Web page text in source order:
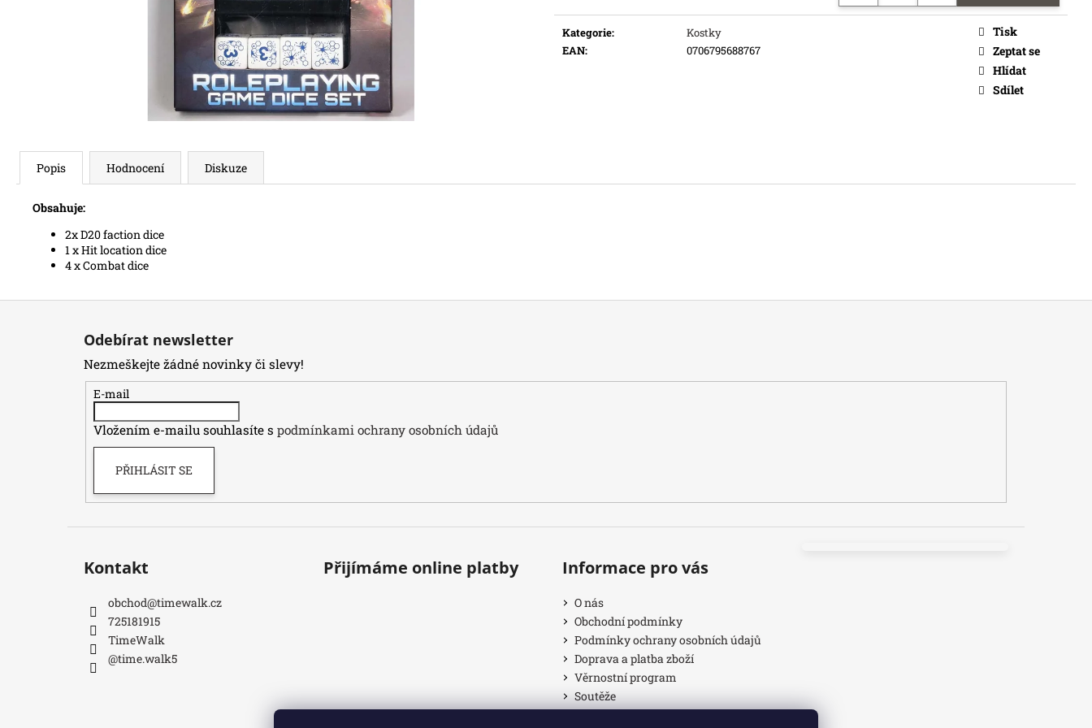
Kategorie:
Kostky
EAN: 0706795688767
Tisk
Zeptat se
Hlídat
Sdílet
Popis Hodnocení Diskuze
Obsahuje:
2x D20 faction dice
1 x Hit location dice
4 x Combat dice
Původně:169 Kč
Z
Odebírat newsletter
Nezmeškejte žádné novinky či slevy!
E-mail
Vložením e-mailu souhlasíte s podmínkami ochrany osobních údajů
PŘIHLÁSIT SE
Kontakt
obchod@timewalk.cz
725181915
TimeWalk
@time.walk5
Přijímáme online platby Informace pro vás
O nás
Obchodní podmínky
Podmínky ochrany osobních údajů
Doprava a platba zboží
Věrnostní program
Soutěže